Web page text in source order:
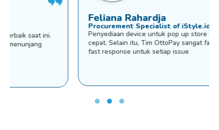
Feliana Rahardja
Procurement Specialist of iStyle.id
Penyediaan device untuk pop up store kami sangat
cepat. Selain itu, Tim OttoPay sangat fast service dan
fast response untuk setiap issue